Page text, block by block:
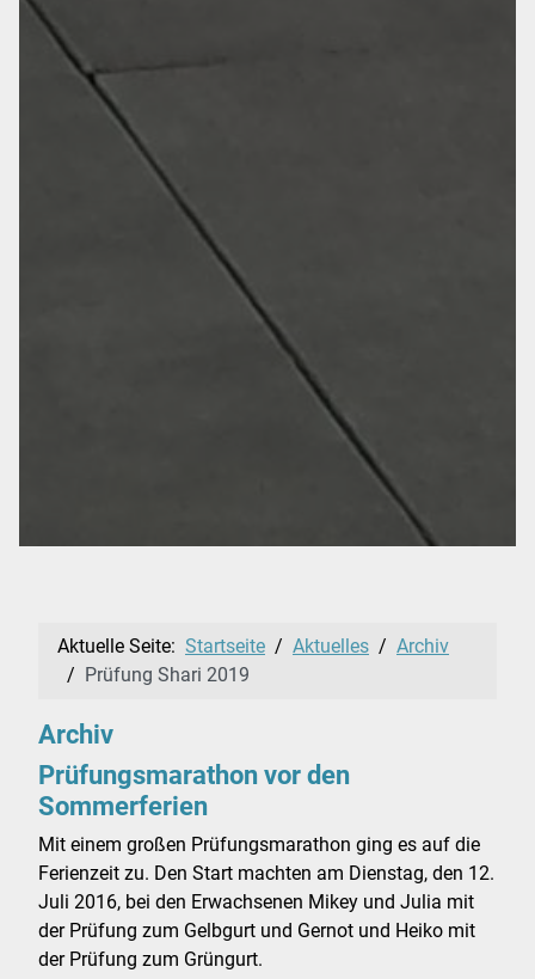
Aktuelle Seite: Startseite Aktuelles
Archiv
Prüfung Shari 2019
Archiv
Prüfungsmarathon vor den
Sommerferien
Mit einem großen Prüfungsmarathon ging es auf die
Ferienzeit zu. Den Start machten am Dienstag, den 12.
Juli 2016, bei den Erwachsenen Mikey und Julia mit
der Prüfung zum Gelbgurt und Gernot und Heiko mit
der Prüfung zum Grüngurt.